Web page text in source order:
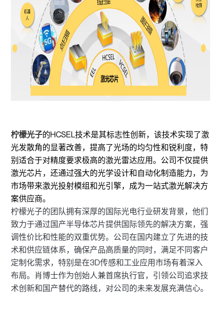
柠檬光子的HCSEL技术是其标志性创新，该技术实现了激
光发散角的显著改善，提高了光场的均匀性和锐利度，特
别适合于对精度要求极高的激光雷达应用。公司不仅提供
激光芯片，还通过强大的光学设计和自动化制造能力，为
市场带来激光投射模组和光引擎，成为一站式激光解决方
案供应商。
柠檬光子的团队拥有深厚的国际光电行业研发背景，他们
致力于通过国产半导体芯片提供国际领先的解决方案，强
调性价比和性能的双重优势。公司在国内建立了先进的技
术和供应链体系，确保产品高质量的同时，满足不同客户
定制化需求，特别是在3D传感和工业应用市场有着深入
布局。肖博士作为创始人兼首席执行官，引领公司追求技
术创新和国产替代的路线，对公司的未来发展充满信心。